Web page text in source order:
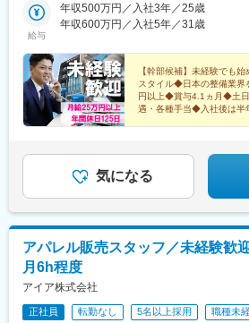
山市北区青江5-15-8＜松山営業所＞愛
岡営業所＞福岡市博多区半道橋1-11-
所＞鹿児島市新栄町31-18＜ヤマトロ
阪市長田東1-3-47★まずはお近くの拠
幹部候補として事業や顧客を 深く知
頂きます★異動には手厚い支度金や手
通勤OK／規定（面接時に詳細説明）
茶屋駅(鹿児島県)、長田駅(大阪府)、福
福島駅
給与
年収500万円／入社3年／25歳
年収600万円／入社5年／31歳
【幹部候補】未経験でも
スタイル◆日本の整備業
円以上◆賞与4.1ヵ月◆土
遇・各種手当◆入社後は半
気になる
アパレル販売スタッフ／未経験歓
月6h程度
アイア株式会社
正社員 転勤なし 5名以上採用
職種未